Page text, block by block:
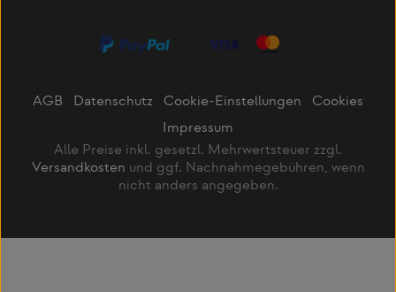
AGB Datenschutz Cookie-Einstellungen
Cookies
Impressum
Alle Preise inkl. gesetzl. Mehrwertsteuer zzgl.
Versandkosten und ggf. Nachnahmegebühren, wenn
nicht anders angegeben.